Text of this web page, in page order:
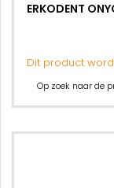
ERKODENT
Dit product
Op zoek naar de